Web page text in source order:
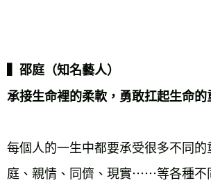
▍邵庭（知名藝人）
承接生命裡的柔軟，勇敢扛起生命的
每個人的一生中都要承受很多不同的
庭、親情、同儕、現實⋯⋯等各種不